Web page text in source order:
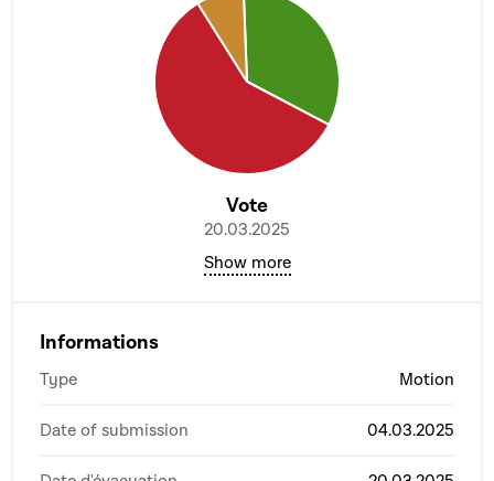
Vote
20.03.2025
Show more
Informations
Type Motion
Date of submission 04.03.2025